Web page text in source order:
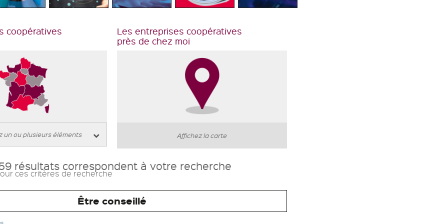
coopératives
Les entreprises coopératives
près de chez moi
Affichez la carte
résultats correspondent à votre recherche
ces critères de recherche
Être conseillé